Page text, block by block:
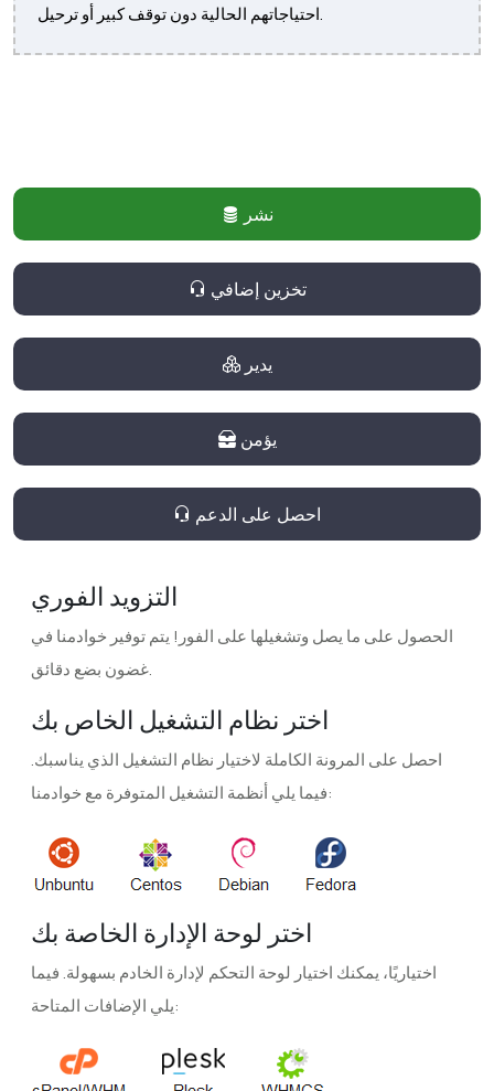
احتياجاتهم الحالية دون توقف كبير أو ترحيل.
نشر
تخزين إضافي
يدير
يؤمن
احصل على الدعم
التزويد الفوري
الحصول على ما يصل وتشغيلها على الفور! يتم توفير خوادمنا في
غضون بضع دقائق.
اختر نظام التشغيل الخاص بك
احصل على المرونة الكاملة لاختيار نظام التشغيل الذي يناسبك.
فيما يلي أنظمة التشغيل المتوفرة مع خوادمنا:
اختر لوحة الإدارة الخاصة بك
اختياريًا، يمكنك اختيار لوحة التحكم لإدارة الخادم بسهولة. فيما
يلي الإضافات المتاحة: